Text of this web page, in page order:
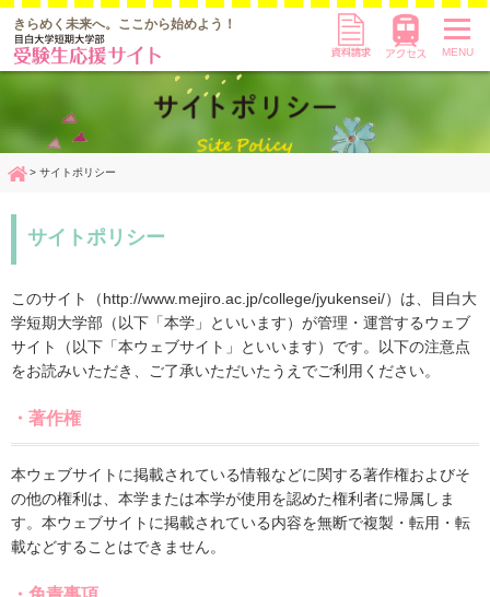
きらめく未来へ。 ここから始めよう！
MENU
資料請求 アクセス
Home
サイトポリシー
サイトポリシー
このサイト（http://www.mejiro.ac.jp/college/jyukensei/）は、目白大
学短期大学部（以下「本学」といいます）が管理・運営するウェブ
サイト（以下「本ウェブサイト」といいます）です。以下の注意点
をお読みいただき、ご了承いただいたうえでご利用ください。
・著作権
本ウェブサイトに掲載されている情報などに関する著作権およびそ
の他の権利は、本学または本学が使用を認めた権利者に帰属しま
す。本ウェブサイトに掲載されている内容を無断で複製・転用・転
載などすることはできません。